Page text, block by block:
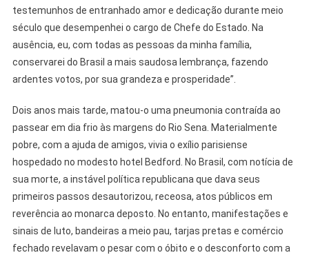
testemunhos de entranhado amor e dedicação durante meio
século que desempenhei o cargo de Chefe do Estado. Na
ausência, eu, com todas as pessoas da minha família,
conservarei do Brasil a mais saudosa lembrança, fazendo
ardentes votos, por sua grandeza e prosperidade”.
Dois anos mais tarde, matou-o uma pneumonia contraída ao
passear em dia frio às margens do Rio Sena. Materialmente
pobre, com a ajuda de amigos, vivia o exílio parisiense
hospedado no modesto hotel Bedford. No Brasil, com notícia de
sua morte, a instável política republicana que dava seus
primeiros passos desautorizou, receosa, atos públicos em
reverência ao monarca deposto. No entanto, manifestações e
sinais de luto, bandeiras a meio pau, tarjas pretas e comércio
fechado revelavam o pesar com o óbito e o desconforto com a